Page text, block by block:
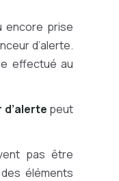
encore prise
d’alerte.
effectué au
d’alerte peut
pas être
éléments